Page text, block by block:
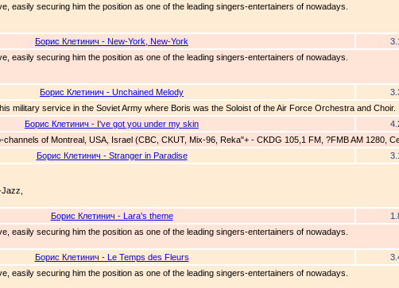
easily securing him the position as one of the leading singers-entertainers of nowadays.
Борис Клетинич - New-York, New-York
easily securing him the position as one of the leading singers-entertainers of nowadays.
Борис Клетинич - Unchained Melody
military service in the Soviet Army where Boris was the Soloist of the Air Force Orchestra and Choir.
Борис Клетинич - I've got you under my skin
of Montreal, USA, Israel (CBC, CKUT, Mix-96, Reka"+ - CKDG 105,1 FM, ?FMB AM 1280,
Борис Клетинич - Stranger in Paradise
Борис Клетинич - Lara's theme
easily securing him the position as one of the leading singers-entertainers of nowadays.
Борис Клетинич - Le Temps des Fleurs
easily securing him the position as one of the leading singers-entertainers of nowadays.